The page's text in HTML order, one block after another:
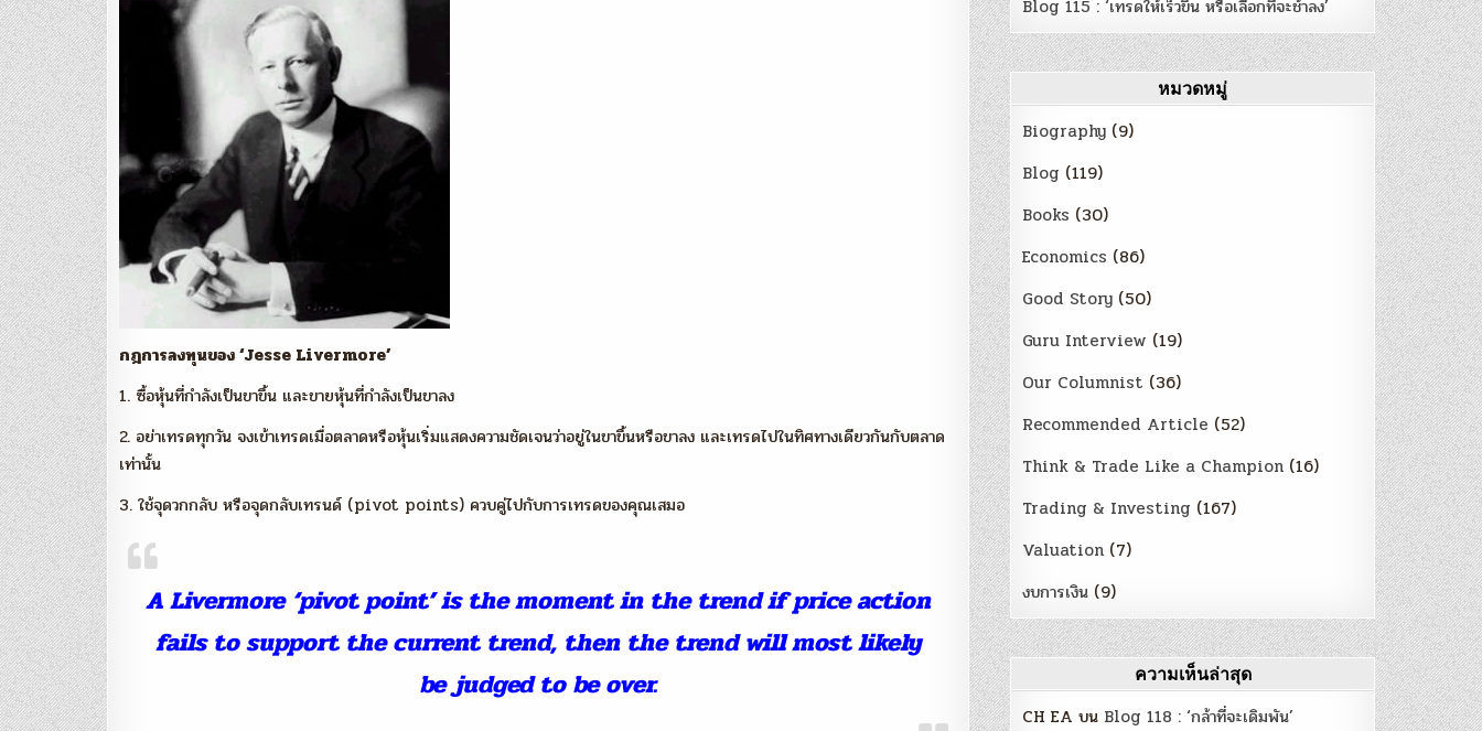
กฎการลงทุนของ ‘Jesse Livermore’
1. ซื้อหุ้นที่กำลังเป็นขาขึ้น และขายหุ้นที่กำลังเป็นขาลง
2. อย่าเทรดทุกวัน จงเข้าเทรดเมื่อตลาดหรือหุ้นเริ่มแสดงความชัดเจนว่าอยู่ในขาขึ้นหรือขาลง และเทรดไปในทิศทางเดียวกันกับตลาด
เท่านั้น
3. ใช้จุดวกกลับ หรือจุดกลับเทรนด์ (pivot points) ควบคู่ไปกับการเทรดของคุณเสมอ
A Livermore ‘pivot point’ is the moment in the trend if price action
fails to support the current trend, then the trend will most likely
be judged to be over.
Blog 115 : ‘เทรดให้เร็วขึ้น หรือเลือกที่จะช้าลง’
หมวดหมู่
Biography (9)
Blog (119)
Books (30)
Economics (86)
Good Story (50)
Guru Interview (19)
Our Columnist (36)
Recommended Article (52)
Think & Trade Like a Champion (16)
Trading & Investing (167)
Valuation (7)
งบการเงิน (9)
ความเห็นล่าสุด
CH EA บน Blog 118 : ‘กล้าที่จะเดิมพัน’